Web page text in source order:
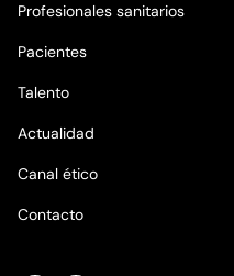
Profesionales sanitarios
Pacientes
Talento
Actualidad
Canal ético
Contacto